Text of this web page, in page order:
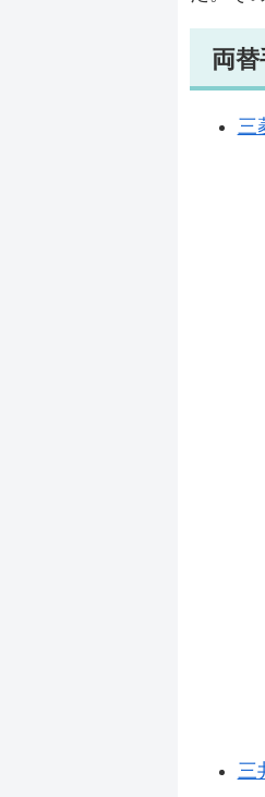
両
三
三